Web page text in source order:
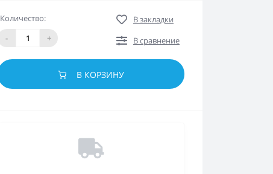
Количество:
-
+
В закладки
В сравнение
В КОРЗИНУ